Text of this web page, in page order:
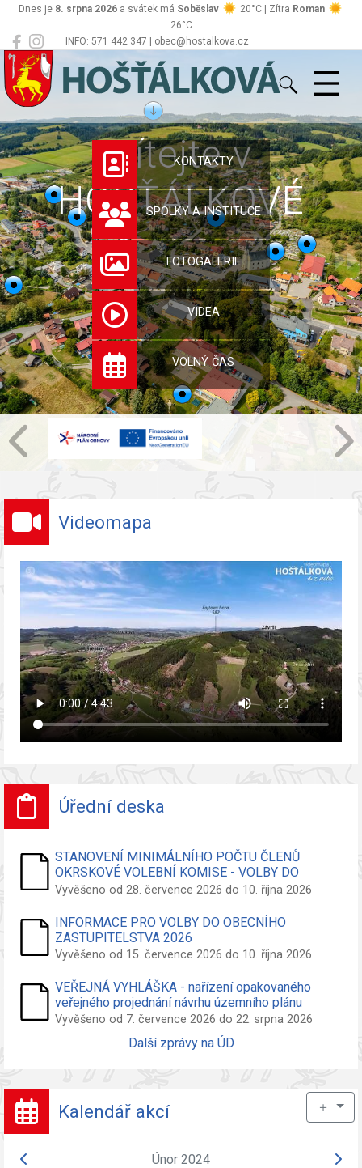
INFO: 571 442 347 | obec@hostalkova.cz
Dnes je 8. srpna 2026 a svátek má Soběslav 20°C | Zítra Roman
26°C
Hošťálková
Vítejte v
HOŠŤÁLKOVÉ
KONTAKTY
SPOLKY A INSTITUCE
FOTOGALERIE
VIDEA
VOLNÝ ČAS
Videomapa
Úřední deska
STANOVENÍ MINIMÁLNÍHO POČTU ČLENŮ
OKRSKOVÉ VOLEBNÍ KOMISE - VOLBY DO
ZASTUPITELSTVA OBCE
Vyvěšeno od 28. července 2026 do 10. října 2026
INFORMACE PRO VOLBY DO OBECNÍHO
ZASTUPITELSTVA 2026
Vyvěšeno od 15. července 2026 do 10. října 2026
VEŘEJNÁ VYHLÁŠKA - nařízení opakovaného
veřejného projednání návrhu územního plánu
Vyvěšeno od 7. července 2026 do 22. srpna 2026
Další zprávy na ÚD
Kalendář akcí ＋
Únor 2024